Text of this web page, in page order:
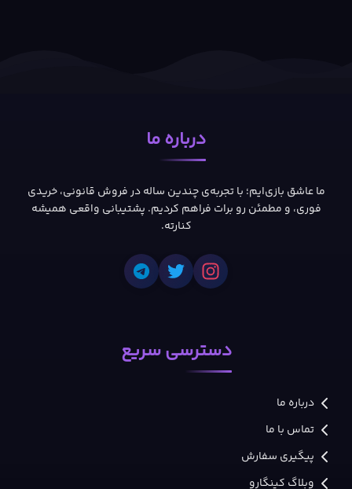
درباره ما
ما عاشق بازی‌ایم؛ با تجربه‌ی چندین ساله در فروش قانونی، خریدی
فوری، و مطمئن رو برات فراهم کردیم. پشتیبانی واقعی همیشه
کنارته.
دسترسی سریع
درباره ما
تماس با ما
پیگیری سفارش
وبلاگ کینگارو